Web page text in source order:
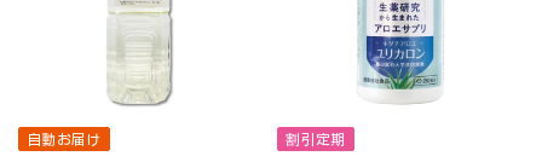
自動お届け 割引定期